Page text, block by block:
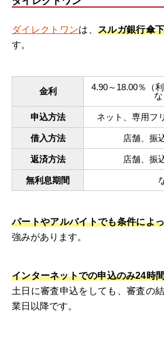
ダイレクトワンは、スルガ銀行傘
す。
金利
4.90～18.00％（
な
申込方法 ネット、専用フ
借入方法 店舗、振
返済方法 店舗、振
無利息期間
パートやアルバイトでも条件によ
強みがあります。
インターネットでの申込のみ24時
土日に審査申込をしても、審査の
業日以降です。